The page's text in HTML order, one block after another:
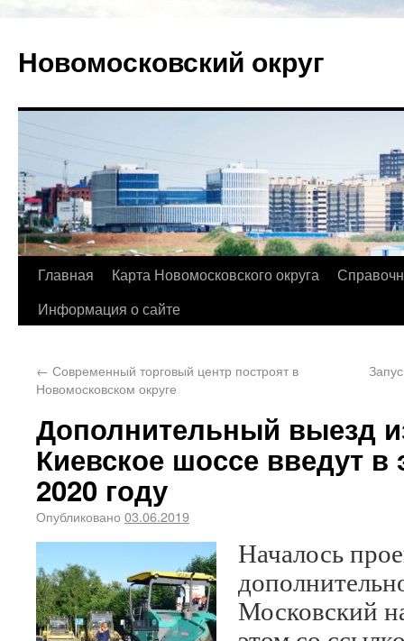
Новомосковский округ
Главная Карта Новомосковского округа
Информация о сайте
← Современный торговый центр построят в
Новомосковском округе
Дополнительный выезд
Киевское шоссе введут в
2020 году
Опубликовано 03.06.2019
Началось
Московский